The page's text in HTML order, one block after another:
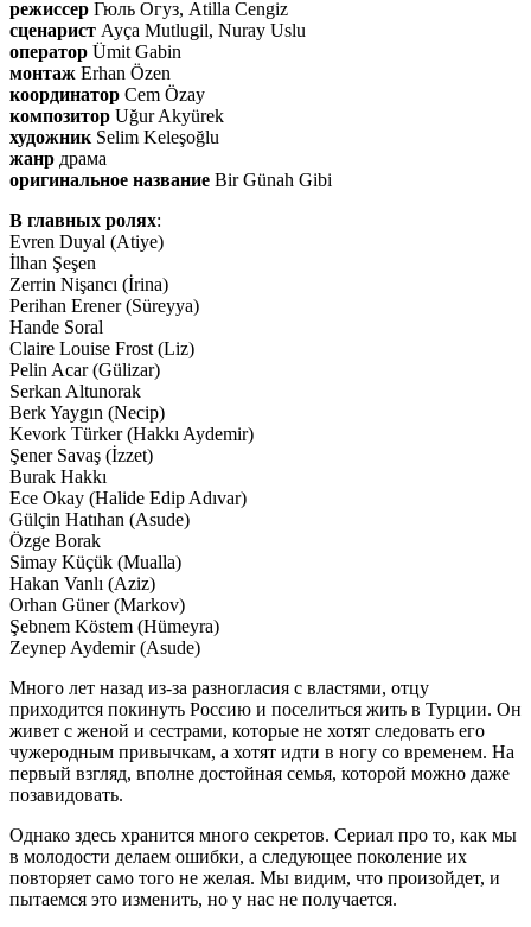
режиссер Гюль Огуз, Atilla Cengiz
сценарист Ayça Mutlugil, Nuray Uslu
оператор Ümit Gabin
монтаж Erhan Özen
координатор Cem Özay
композитор Uğur Akyürek
художник Selim Keleşoğlu
жанр драма
оригинальное название Bir Günah Gibi
В главных ролях:
Evren Duyal (Atiye)
İlhan Şeşen
Zerrin Nişancı (İrina)
Perihan Erener (Süreyya)
Hande Soral
Claire Louise Frost (Liz)
Pelin Acar (Gülizar)
Serkan Altunorak
Berk Yaygın (Necip)
Kevork Türker (Hakkı Aydemir)
Şener Savaş (İzzet)
Burak Hakkı
Ece Okay (Halide Edip Adıvar)
Gülçin Hatıhan (Asude)
Özge Borak
Simay Küçük (Mualla)
Hakan Vanlı (Aziz)
Orhan Güner (Markov)
Şebnem Köstem (Hümeyra)
Zeynep Aydemir (Asude)
Много лет назад из-за разногласия с властями, отцу
приходится покинуть Россию и поселиться жить в Турции. Он
живет с женой и сестрами, которые не хотят следовать его
чужеродным привычкам, а хотят идти в ногу со временем. На
первый взгляд, вполне достойная семья, которой можно даже
позавидовать.
Однако здесь хранится много секретов. Сериал про то, как мы
в молодости делаем ошибки, а следующее поколение их
повторяет само того не желая. Мы видим, что произойдет, и
пытаемся это изменить, но у нас не получается.